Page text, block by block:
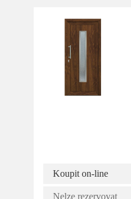
Koupit on-line
Nelze rezervovat